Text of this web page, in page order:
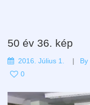
50 év 36. kép
2016. Július 1. By
0